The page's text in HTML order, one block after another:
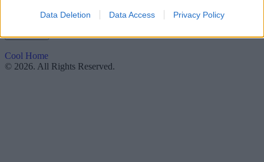
Data Deletion Data Access Privacy Policy
Συμπληρώστε το Email σας
Cool Home
© 2026. All Rights Reserved.